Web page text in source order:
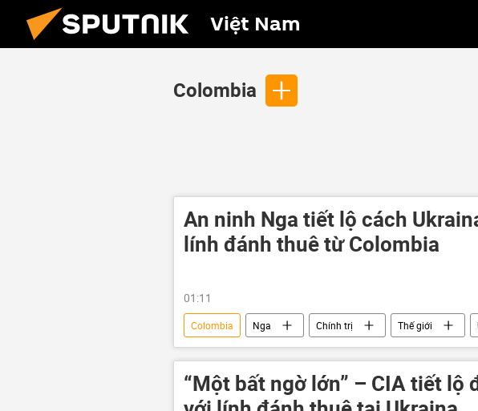
Việt Nam
Colombia
An ninh Nga tiết lộ cách
lính đánh thuê từ Colombia
01:11
Colombia Nga Chính trị Thế giới
Cuộc khủng hoảng ở Ukraina
Sân bay
Chiến
chính quyền
xung đột quân sự xung đột
“Một bất ngờ lớn” – CIA tiết lộ